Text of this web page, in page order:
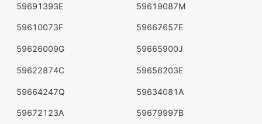
59691393E 59619087M
59610073F 59667657E
59626009G 59665900J
59622874C 59656203E
59664247Q 59634081A
59672123A 59679997B